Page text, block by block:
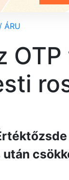
ÁRU